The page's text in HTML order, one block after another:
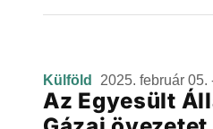
Külföld 2025. február 05.
Az Egyesült